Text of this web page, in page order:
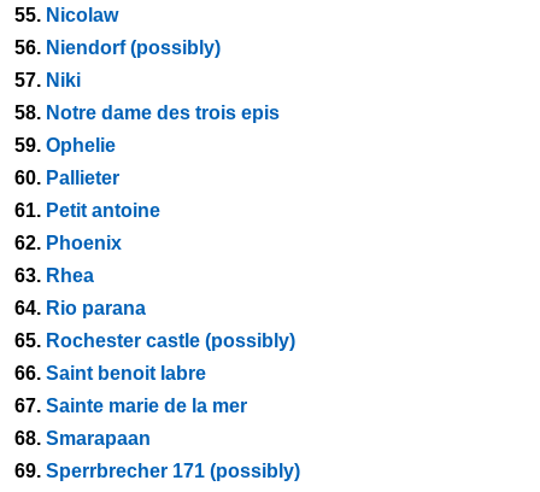
55. Nicolaw
56. Niendorf (possibly)
57. Niki
58. Notre dame des trois epis
59. Ophelie
60. Pallieter
61. Petit antoine
62. Phoenix
63. Rhea
64. Rio parana
65. Rochester castle (possibly)
66. Saint benoit labre
67. Sainte marie de la mer
68. Smarapaan
69. Sperrbrecher 171 (possibly)